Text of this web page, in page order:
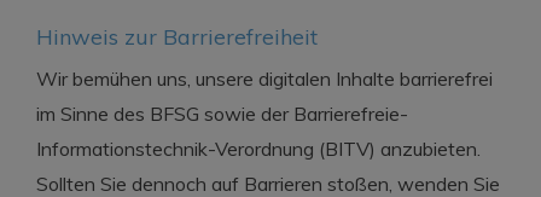
Hinweis zur Barrierefreiheit
Wir bemühen uns, unsere digitalen Inhalte barrierefrei
im Sinne des BFSG sowie der Barrierefreie-
Informationstechnik-Verordnung (BITV) anzubieten.
Sollten Sie dennoch auf Barrieren stoßen, wenden Sie